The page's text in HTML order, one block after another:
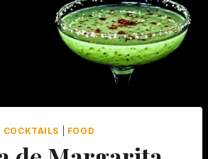
COCKTAILS FOOD